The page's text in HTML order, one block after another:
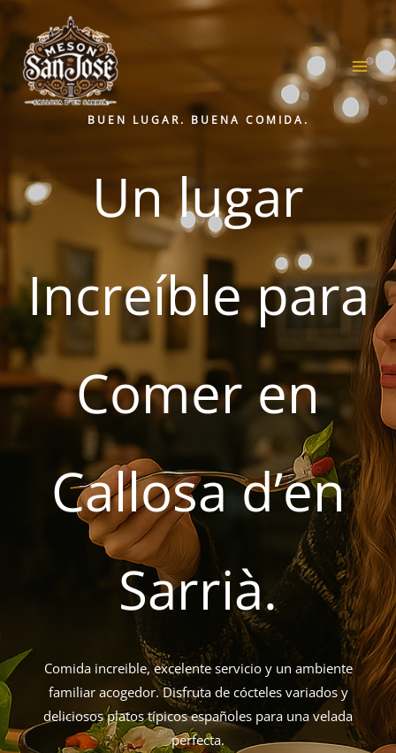
contenido
BUEN LUGAR. BUENA COMIDA.
Un lugar
Increíble para
Comer en
Callosa d’en
Sarrià.
Comida increible, excelente servicio y un ambiente
familiar acogedor. Disfruta de cócteles variados y
deliciosos platos típicos españoles para una velada
perfecta.